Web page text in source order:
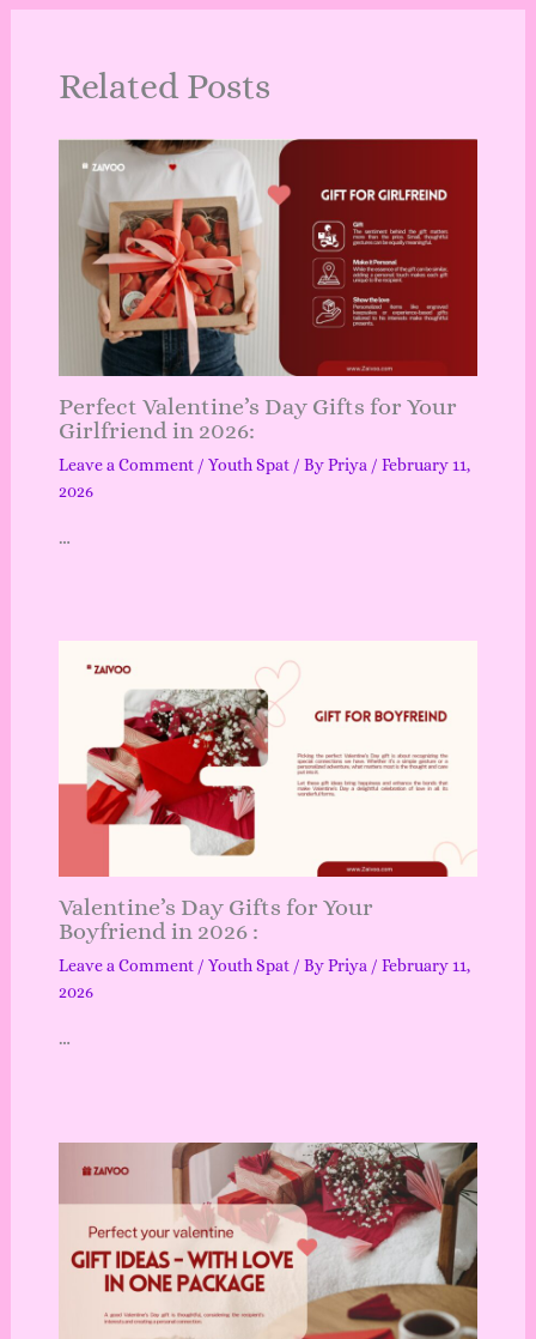
Related Posts
Perfect Valentine’s Day Gifts for Your
Girlfriend in 2026:
Leave a Comment / Youth Spat/ ByPriya / February 11,
2026
…
Valentine’s Day Gifts for Your
Boyfriend in 2026 :
Leave a Comment / Youth Spat/ ByPriya / February 11,
2026
…